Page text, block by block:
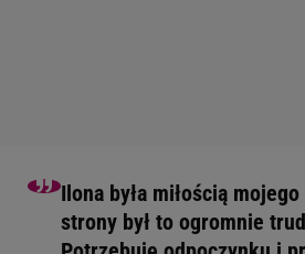
Ilona była miłością
strony był to ogromnie